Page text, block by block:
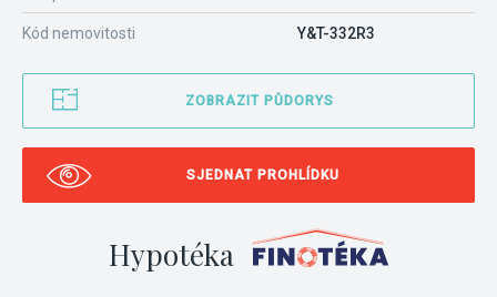
Kód nemovitosti Y&T-332R3
ZOBRAZIT PŮDORYS
SJEDNAT PROHLÍDKU
Hypotéka